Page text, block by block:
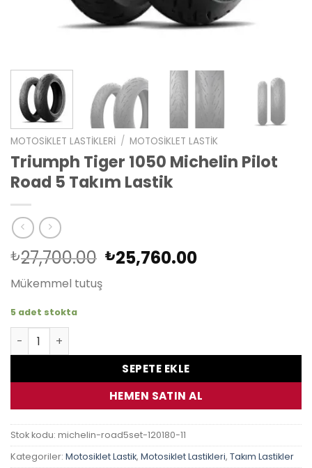
MOTOSIKLET LASTIKLERI / MOTOSIKLET LASTIK
Triumph Tiger 1050 Michelin Pilot
Road 5 Takım Lastik
₺27,700.00 Orijinal
₺25,760.00Şu
Mükemmel tutuş
5 adet stokta
Triumph Tiger 1050 Michelin Pilot Road 5 Takım Lastik
SEPETE EKLE
HEMEN SATIN AL
Stok kodu: michelin-road5set-120180-11
Kategoriler: Motosiklet Lastik, Motosiklet Lastikleri, Takım Lastikler